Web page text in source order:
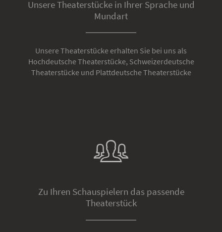
Unsere Theaterstücke in Ihrer Sprache und
Mundart
Unsere Theaterstücke erhalten Sie bei uns als
Hochdeutsche Theaterstücke, Schweizerdeutsche
Theaterstücke und Plattdeutsche Theaterstücke
Zu Ihren Schauspielern das passende
Theaterstück